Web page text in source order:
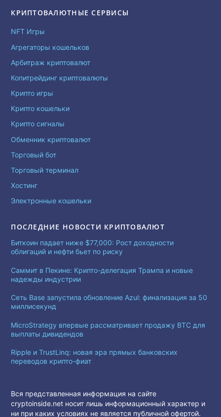
КРИПТОВАЛЮТНЫЕ СЕРВИСЫ
NFT Игры
Агрегаторы кошельков
Арбитраж криптовалют
Копитрейдинг криптовалюты
Крипто игры
Крипто кошельки
Крипто сигналы
Обменник криптовалют
Торговый бот
Торговый терминал
Хостинг
Электронные кошельки
ПОСЛЕДНИЕ НОВОСТИ КРИПТОВАЛЮТ
Биткоин падает ниже $77,000: Рост доходности
облигаций и нефти бьет по риску
Саммит в Пекине: Крипто-делегация Трампа и новые
надежды индустрии
Сеть Base запустила обновление Azul: финализация за 50
миллисекунд
MicroStrategy впервые рассматривает продажу BTC для
выплаты дивидендов
Ripple и TrustLinq: новая эра прямых банковских
переводов крипто-фиат
Вся представленная информация на сайте
cryptoinside.net носит лишь информационный характер и
ни при каких условиях не является публичной офертой.